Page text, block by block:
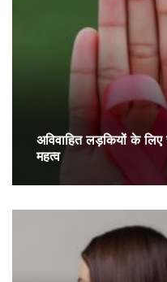
अविवाहित लड़कियों के
महत्व